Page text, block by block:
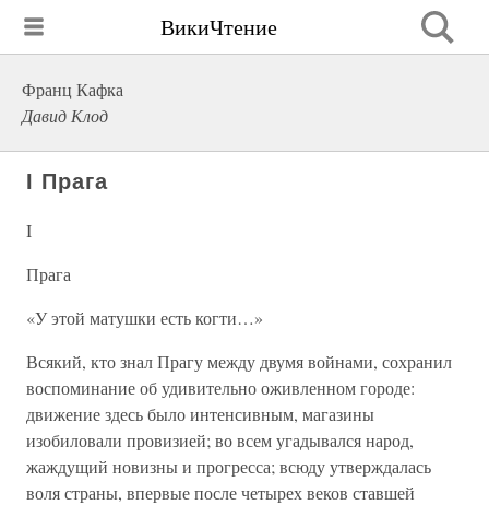
ВикиЧтение
Франц Кафка
Давид Клод
I Прага
I
Прага
«У этой матушки есть когти…»
Всякий, кто знал Прагу между двумя войнами, сохранил
воспоминание об удивительно оживленном городе:
движение здесь было интенсивным, магазины
изобиловали провизией; во всем угадывался народ,
жаждущий новизны и прогресса; всюду утверждалась
воля страны, впервые после четырех веков ставшей